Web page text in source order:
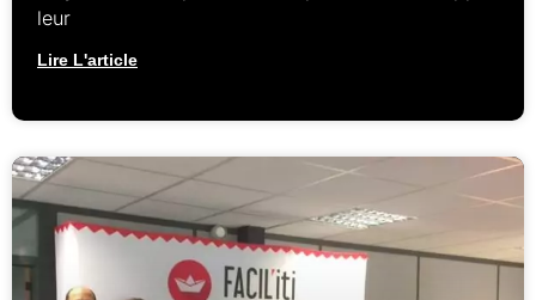
leur
Lire L'article